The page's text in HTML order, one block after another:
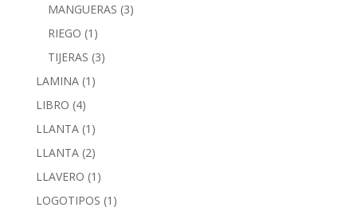
MANGUERAS (3)
RIEGO (1)
TIJERAS (3)
LAMINA (1)
LIBRO (4)
LLANTA (1)
LLANTA (2)
LLAVERO (1)
LOGOTIPOS (1)